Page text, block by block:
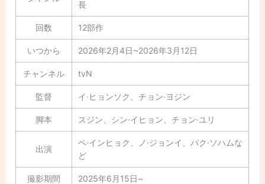
長
回数 12部作
いつから 2026年2月4日~2026年3月12日
チャンネル tvN
監督 イ·ヒョンソク、チョン·ヨジン
脚本 スジン、シン·イヒョン、チョン·ユリ
出演
ペ·インヒョク、ノ·ジョンイ、パク·ソハムな
ど
撮影期間 2025年6月15日~